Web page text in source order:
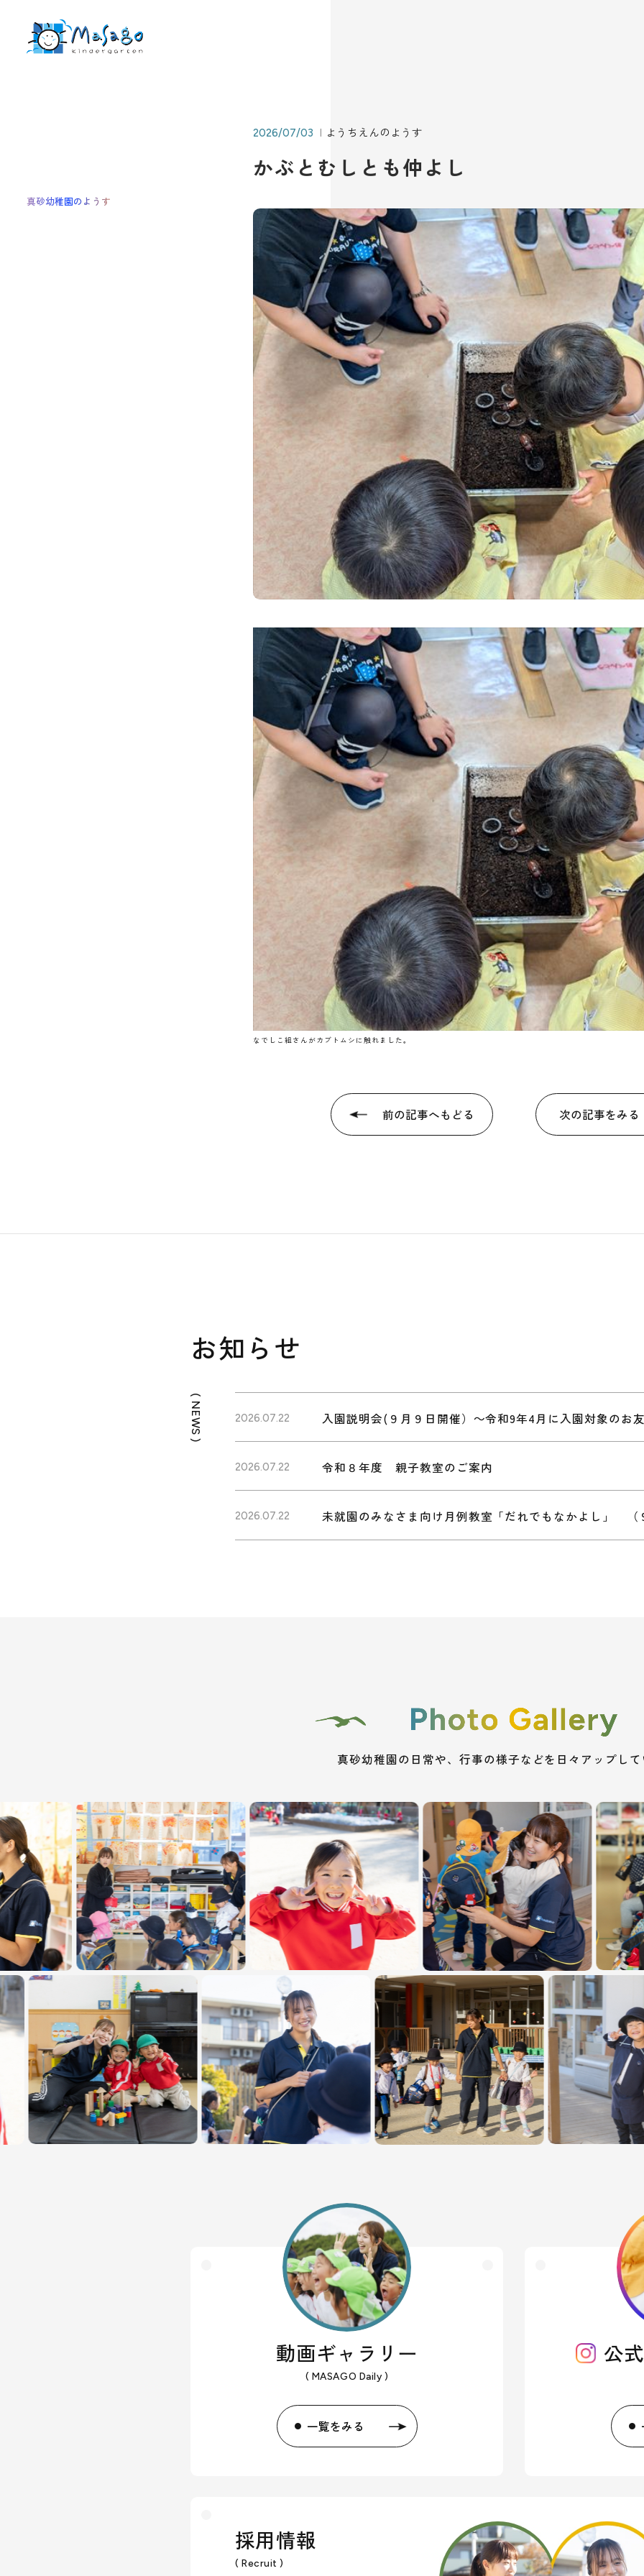
真砂幼稚園のようす
2026/07/03 ようちえんのようす
かぶとむしとも仲よし
なでしこ組さんがカブトムシに触れました。
前の記事へもどる 次の記事をみる
お知らせ
( NEWS ) 2026.07.22 入園説明会(９月９日開催）～令和9年4月に入園対象のお
2026.07.22 令和８年度 親子教室のご案内
2026.07.22
真砂幼稚園の日常や、行事の様子などを 日々アップし
動画ギャラリー
( MASAGO Daily )
一覧をみる
公
採用情報
( Recruit )